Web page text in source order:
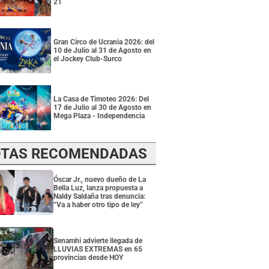
21
Gran Circo de Ucrania 2026: del
10 de Julio al 31 de Agosto en
el Jockey Club-Surco
La Casa de Timoteo 2026: Del
17 de Julio al 30 de Agosto en
Mega Plaza - Independencia
RECOMENDADAS
Óscar Jr., nuevo dueño de La
Bella Luz, lanza propuesta a
Naldy Saldaña tras denuncia:
“Va a haber otro tipo de ley”
Senamhi advierte llegada de
LLUVIAS EXTREMAS en 65
provincias desde HOY